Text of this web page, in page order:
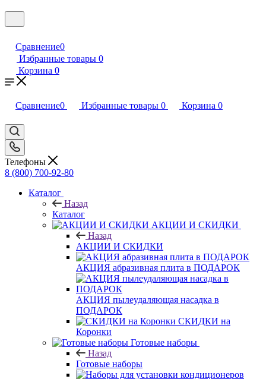
Сравнение0
Избранные товары 0
Корзина 0
Сравнение0 Избранные товары 0 Корзина 0
Телефоны
8 (800) 700-92-80
Каталог
Назад
Каталог
АКЦИИ И СКИДКИ
Назад
АКЦИИ И СКИДКИ
АКЦИЯ абразивная плита в ПОДАРОК
АКЦИЯ пылеудаляющая насадка в
ПОДАРОК
СКИДКИ на
Коронки
Готовые наборы
Назад
Готовые наборы